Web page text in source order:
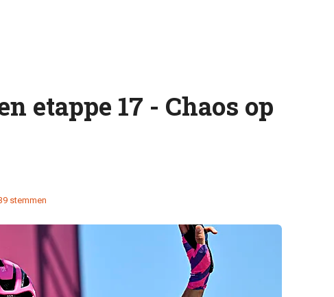
etappe 17 - Chaos op
stemmen